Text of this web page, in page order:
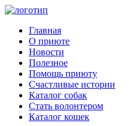
Главная
О приюте
Новости
Полезное
Помощь приюту
Счастливые истории
Каталог собак
Стать волонтером
Каталог кошек